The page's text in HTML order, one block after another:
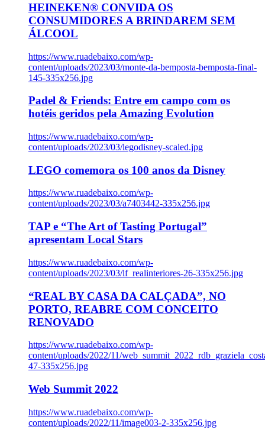
HEINEKEN® CONVIDA OS
CONSUMIDORES A BRINDAREM SEM
ÁLCOOL
https://www.ruadebaixo.com/wp-
content/uploads/2023/03/monte-da-bemposta-bemposta-final-
145-335x256.jpg
Padel & Friends: Entre em campo com os
hotéis geridos pela Amazing Evolution
https://www.ruadebaixo.com/wp-
content/uploads/2023/03/legodisney-scaled.jpg
LEGO comemora os 100 anos da Disney
https://www.ruadebaixo.com/wp-
content/uploads/2023/03/a7403442-335x256.jpg
TAP e “The Art of Tasting Portugal”
apresentam Local Stars
https://www.ruadebaixo.com/wp-
content/uploads/2023/03/lf_realinteriores-26-335x256.jpg
“REAL BY CASA DA CALÇADA”, NO
PORTO, REABRE COM CONCEITO
RENOVADO
https://www.ruadebaixo.com/wp-
content/uploads/2022/11/
47-335x256.jpg
Web Summit 2022
https://www.ruadebaixo.com/wp-
content/uploads/2022/11/image003-2-335x256.jpg